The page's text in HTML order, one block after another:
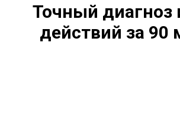
Точный диагноз
действий за 90